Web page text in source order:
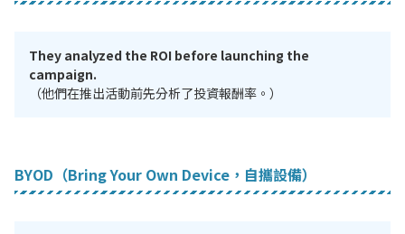
They analyzed the ROI before launching the
campaign.
（他們在推出活動前先分析了投資報酬率。）
BYOD（Bring Your Own Device，自攜設備）